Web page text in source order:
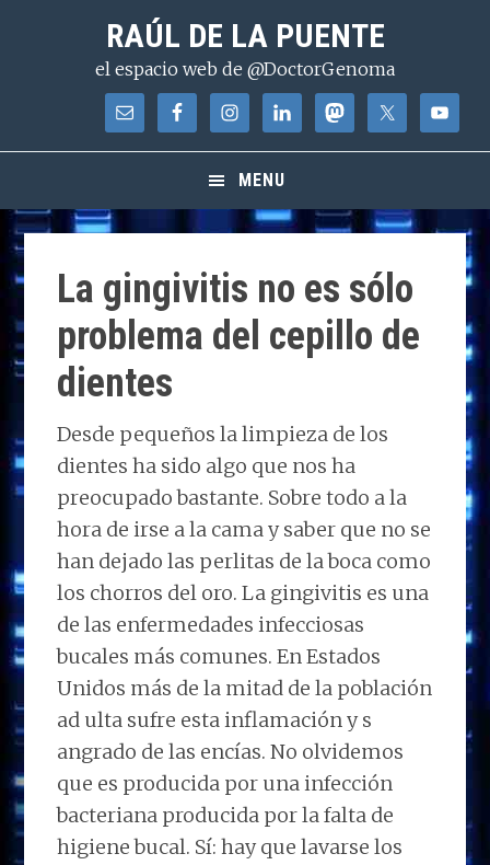
contenido
RAÚL DE LA PUENTE
el espacio web de @DoctorGenoma
MENU
La gingivitis no es sólo
problema del cepillo de
dientes
Desde pequeños la limpieza de los
dientes ha sido algo que nos ha
preocupado bastante. Sobre todo a la
hora de irse a la cama y saber que no se
han dejado las perlitas de la boca como
los chorros del oro. La gingivitis es una
de las enfermedades infecciosas
bucales más comunes. En Estados
Unidos más de la mitad de la población
ad ulta sufre esta inflamación y s
angrado de las encías. No olvidemos
que es producida por una infección
bacteriana producida por la falta de
higiene bucal. Sí: hay que lavarse los